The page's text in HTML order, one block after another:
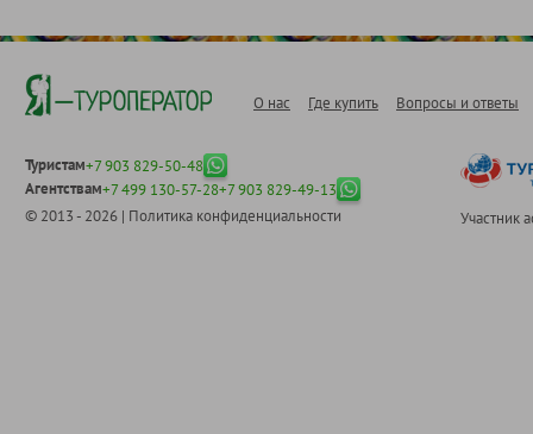
О нас Где купить Вопросы и ответы
Туристам+7 903 829-50-48
Агентствам+7 499 130-57-28+7 903 829-49-13
© 2013 - 2026 | Политика конфиденциальности Участник